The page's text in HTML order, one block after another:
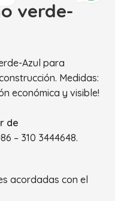
verde-
Azul para
Medidas:
económica y visible!
de
– 310 3444648.
acordadas con el